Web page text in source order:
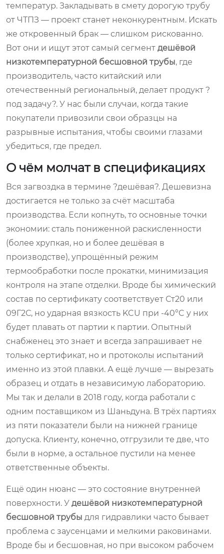
температур. Закладывать в смету дорогую трубу
от ЧТПЗ — проект станет неконкурентным. Искать
же откровенный брак — слишком рискованно.
Вот они и ищут этот самый сегмент дешёвой
низкотемпературной бесшовной трубы, где
производитель, часто китайский или
отечественный региональный, делает продукт ?
под задачу?. У нас были случаи, когда такие
покупатели привозили свои образцы на
разрывные испытания, чтобы своими глазами
убедиться, где предел.
О чём молчат в спецификациях
Вся загвоздка в термине ?дешёвая?. Дешевизна
достигается не только за счёт масштаба
производства. Если копнуть, то основные точки
экономии: сталь пониженной раскисленности
(более хрупкая, но и более дешёвая в
производстве), упрощённый режим
термообработки после прокатки, минимизация
контроля на этапе отделки. Вроде бы химический
состав по сертификату соответствует Ст20 или
09Г2С, но ударная вязкость KCU при -40°C у них
будет плавать от партии к партии. Опытный
снабженец это знает и всегда запрашивает не
только сертификат, но и протоколы испытаний
именно из этой плавки. А ещё лучше — вырезать
образец и отдать в независимую лабораторию.
Мы так и делали в 2018 году, когда работали с
одним поставщиком из Шаньдуна. В трёх партиях
из пяти показатели были на нижней границе
допуска. Клиенту, конечно, отгрузили те две, что
были в норме, а остальное пустили на менее
ответственные объекты.
Ещё один нюанс — это состояние внутренней
поверхности. У дешёвой низкотемпературной
бесшовной трубы для гидравлики часто бывает
проблема с заусенцами и мелкими раковинами.
Вроде бы и бесшовная, но при высоком рабочем